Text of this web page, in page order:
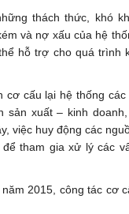
thách thức, khó
và nợ xấu của hệ
hỗ trợ cho quá trình
cơ cấu lại hệ thống
sản xuất – kinh
việc huy động các
tham gia xử lý các
2015, công tác cơ